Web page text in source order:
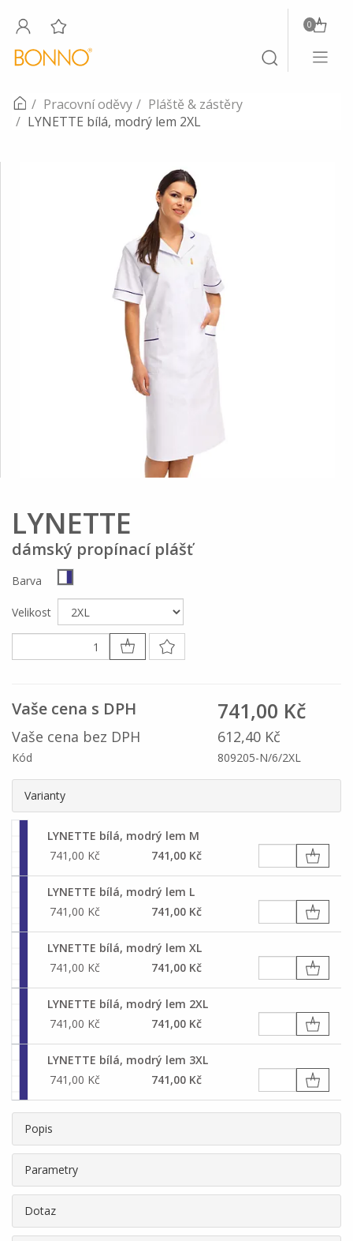
Toggle
search
0
Toggle
Pracovní oděvy
Pláště & zástěry
LYNETTE bílá, modrý lem 2XL
LYNETTE
dámský propínací plášť
Barva
Velikost
Vaše cena s DPH 741,00 Kč
Vaše cena bez DPH 612,40 Kč
Kód 809205-N/6/2XL
Varianty
LYNETTE bílá, modrý lem M
741,00 Kč
741,00 Kč
LYNETTE bílá, modrý lem L
741,00 Kč
741,00 Kč
LYNETTE bílá, modrý lem XL
741,00 Kč
741,00 Kč
LYNETTE bílá, modrý lem 2XL
741,00 Kč
741,00 Kč
LYNETTE bílá, modrý lem 3XL
741,00 Kč
741,00 Kč
Popis
Parametry
Dotaz